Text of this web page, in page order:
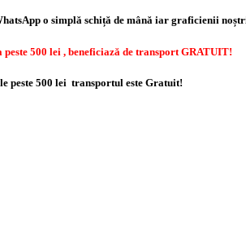
o simplă schiță de mână iar graficienii
500 lei , beneficiază de transport GRATUIT!
peste 500 lei transportul este Gratuit!